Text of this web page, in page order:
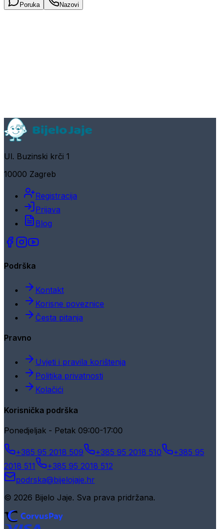
Poruka Nazovi
Ul. Buzinski krči 1
10000 Zagreb
Registracija
Prijava
Blog
Podrška
Kontakt
Korisne poveznice
Česta pitanja
Pravno
Uvjeti i pravila korištenja
Politika privatnosti
Kolačići
Korisnička podrška
Ponedjeljak - Petak 09:00-17:00
+385 95 2018 509 +385 95 2018 510
+385 95
2018 511
+385 95 2018 512
podrska@bijelojaje.hr
© 2026 Bijelo Jaje. Sva prava pridržana.